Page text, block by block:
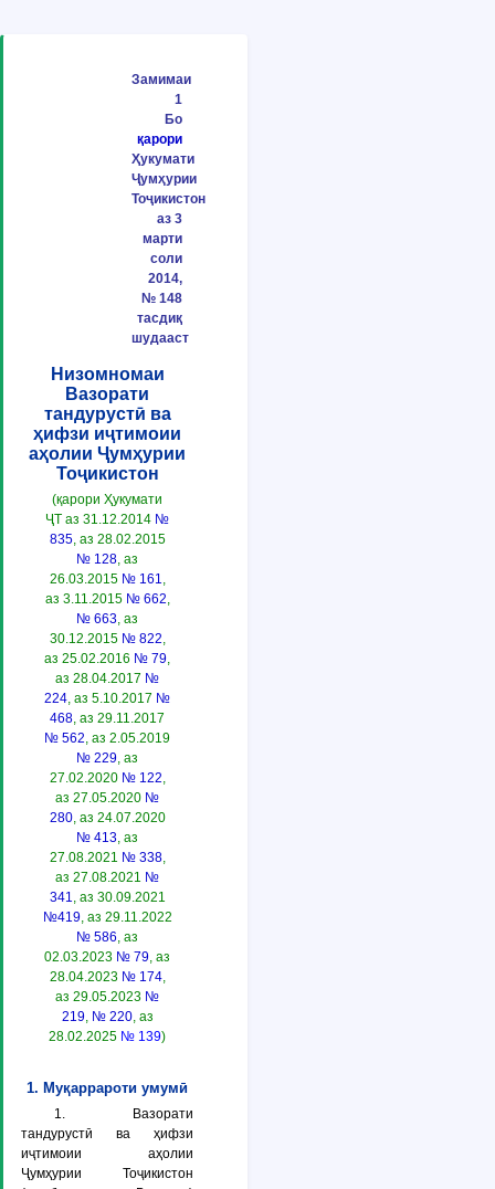
Замимаи
1
Бо
қарори
Ҳукумати
Ҷумҳурии
Тоҷикистон
аз 3
марти
соли
2014,
№ 148
тасдиқ
шудааст
Низомномаи
Вазорати
тандурустӣ ва
ҳифзи иҷтимоии
аҳолии Ҷумҳурии
Тоҷикистон
(қарори Ҳукумати
ҶТ аз 31.12.2014 №
835, аз 28.02.2015
№ 128, аз
26.03.2015 № 161,
аз 3.11.2015 № 662,
№ 663, аз
30.12.2015 № 822,
аз 25.02.2016 № 79,
аз 28.04.2017 №
224, аз 5.10.2017 №
468, аз 29.11.2017
№ 562, аз 2.05.2019
№ 229, аз
27.02.2020 № 122,
аз 27.05.2020 №
280, аз 24.07.2020
№ 413, аз
27.08.2021 № 338,
аз 27.08.2021 №
341, аз 30.09.2021
№419, аз 29.11.2022
№ 586, аз
02.03.2023 № 79, аз
28.04.2023 № 174,
аз 29.05.2023 №
219, № 220, аз
28.02.2025 № 139)
1. Муқаррароти умумӣ
1. Вазорати
тандурустӣ ва ҳифзи
иҷтимоии аҳолии
Ҷумҳурии Тоҷикистон